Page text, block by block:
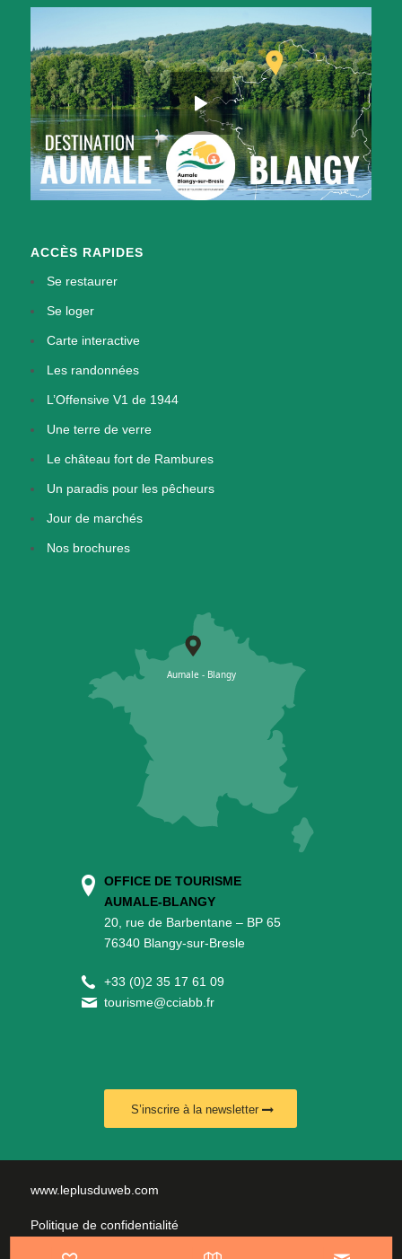
ACCÈS RAPIDES
Se restaurer
Se loger
Carte interactive
Les randonnées
L’Offensive V1 de 1944
Une terre de verre
Le château fort de Rambures
Un paradis pour les pêcheurs
Jour de marchés
Nos brochures
OFFICE DE TOURISME
AUMALE-BLANGY
20, rue de Barbentane – BP 65
76340 Blangy-sur-Bresle
+33 (0)2 35 17 61 09
tourisme@cciabb.fr
S’inscrire à la newsletter
www.leplusduweb.com
Politique de confidentialité